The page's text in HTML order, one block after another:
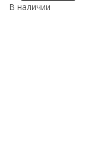
В наличии